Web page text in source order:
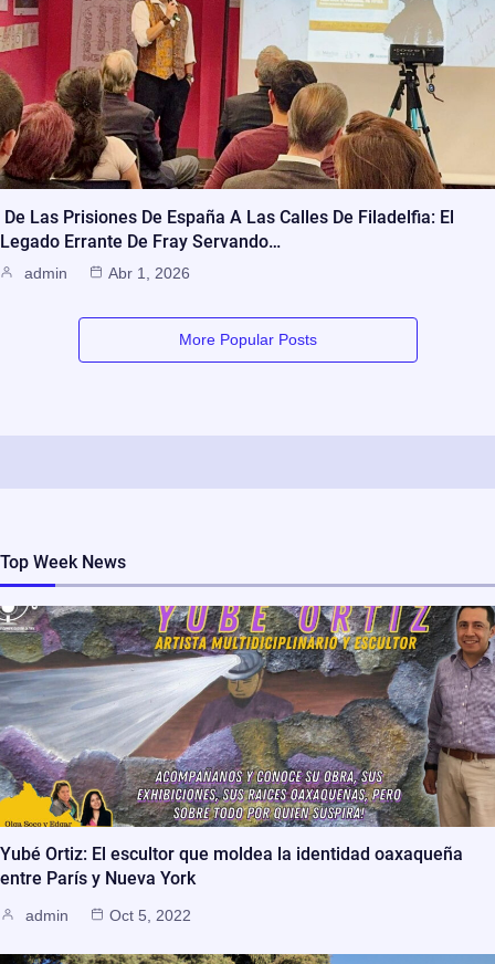
De Las Prisiones De España A Las Calles De Filadelfia: El
Legado Errante De Fray Servando…
admin Abr 1, 2026
More Popular Posts
Top Week News
Yubé Ortiz: El escultor que moldea la identidad oaxaqueña
entre París y Nueva York
admin Oct 5, 2022